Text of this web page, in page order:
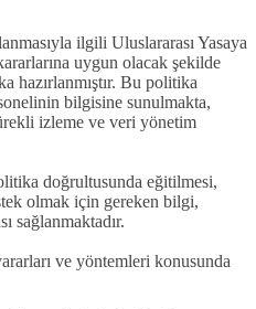
ilgili Uluslararası Yasaya
uygun olacak şekilde
hazırlanmıştır. Bu politika
bilgisine sunulmakta,
izleme ve veri yönetim
doğrultusunda eğitilmesi,
olmak için gereken bilgi,
sağlanmaktadır.
ve yöntemleri konusunda